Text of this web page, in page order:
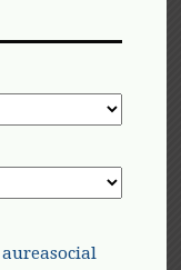
aureasocial